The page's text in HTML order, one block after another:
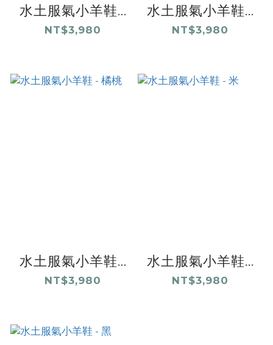
水土服氣小羊鞋...
NT$3,980
水土服氣小羊鞋...
NT$3,980
水土服氣小羊鞋...
NT$3,980
水土服氣小羊鞋...
NT$3,980